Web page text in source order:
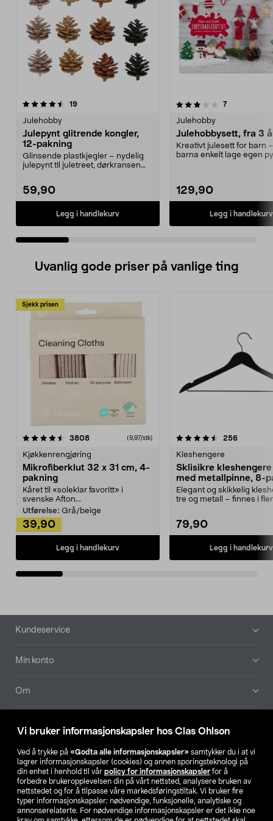
Vi bruker informasjonskapsler hos Clas Ohlson
Ved å trykke på «Godta alle informasjonskapsler» samtykker du i at vi
lagrer informasjonskapsler (cookies) og annen sporingsteknologi på
din enhet i henhold til vår policy for informasjonskapsler for å
forbedre brukeropplevelsen din på vårt nettsted, analysere bruken av
nettstedet og for å tilpasse våre markedsføringstiltak. Vi bruker fire
typer informasjonskapsler: nødvendige, funksjonelle, analytiske og
annonserelaterte. For nødvendige informasjonskapsler er det ikke noe
19anmeldelser
Julehobby
Julepynt glitrende kongler,
12-pakning
Glinsende plastkjegler – nydelig
julepynt til juletreet, dørkransen
59,90
Legg i handlekurv
3.5 av 5 stjerner 7anmeldelser
Julehobby
Julehobbysett, fra 3
Kreativt julesett for barn
barna enkelt lage egen
129,90
Legg i handlekurv
5.0 av 5 stjerner
Uvanlig gode priser på vanlige ting
Sjekk prisen
3808anmeldelser(9,97/stk)
Kjøkkenrengjøring
Mikrofiberklut 32 x 31 cm, 4-
pakning
Kåret til «soleklar favoritt» i
svenske Afton...
Utførelse: Grå/beige
39,90
Legg i handlekurv
4.5av 5 stjerner 256
Kleshengere
Sklisikre
med metallpinne, 8-
Elegant og skikkelig
tre og metall – finnes i
79,90
Legg i handlekurv
4.5av 5 stjerner
Bunntekst
Kundeservice
Min konto
Om
Våre selskaper
Finn din butikk
SE NO FI